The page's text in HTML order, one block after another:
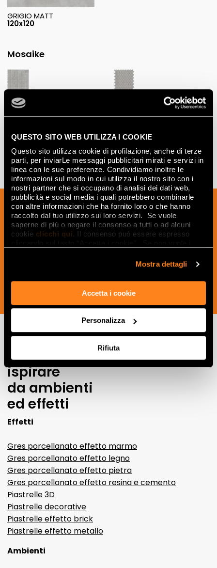
QUESTO SITO WEB UTILIZZA I COOKIE
Questo sito utilizza cookie di profilazione, anche di terze
parti, per inviarLe messaggi pubblicitari mirati e servizi in
linea con le sue preferenze. Condividiamo inoltre le
informazioni sul modo in cui utilizza il nostro sito con i
nostri partner che si occupano di analisi dei dati web,
pubblicità e social media i quali potrebbero combinarle
con altre informazioni che ha fornito loro o che hanno
raccolto dal tuo utilizzo sui loro servizi. Se vuole
saperne di più o negare il consenso a tutti o ad alcuni
cookie clicchi qui. Il consenso può essere espresso
Mostra dettagli
Accetta i cookie
Personalizza
Rifiuta
GRIGIO MATT
120x120
Mosaike
GRIGIO MACROMOSAICO
ANTICATO MATT
30x30
GRIGIO ROUND MOSAICO
29,5x32,5
Melden Sie sich für unseren Newsletter
an, um Neuigkeiten, Aktualisierungen
und kreative Ideen aus der Welt der
Keramik und des Interior Designs zu
Lasciati
ispirare
da ambienti
ed effetti
Effetti
Gres porcellanato effetto marmo
Gres porcellanato effetto legno
Gres porcellanato effetto pietra
Gres porcellanato effetto resina e cemento
Piastrelle 3D
Piastrelle decorative
Piastrelle effetto brick
Piastrelle effetto metallo
Ambienti